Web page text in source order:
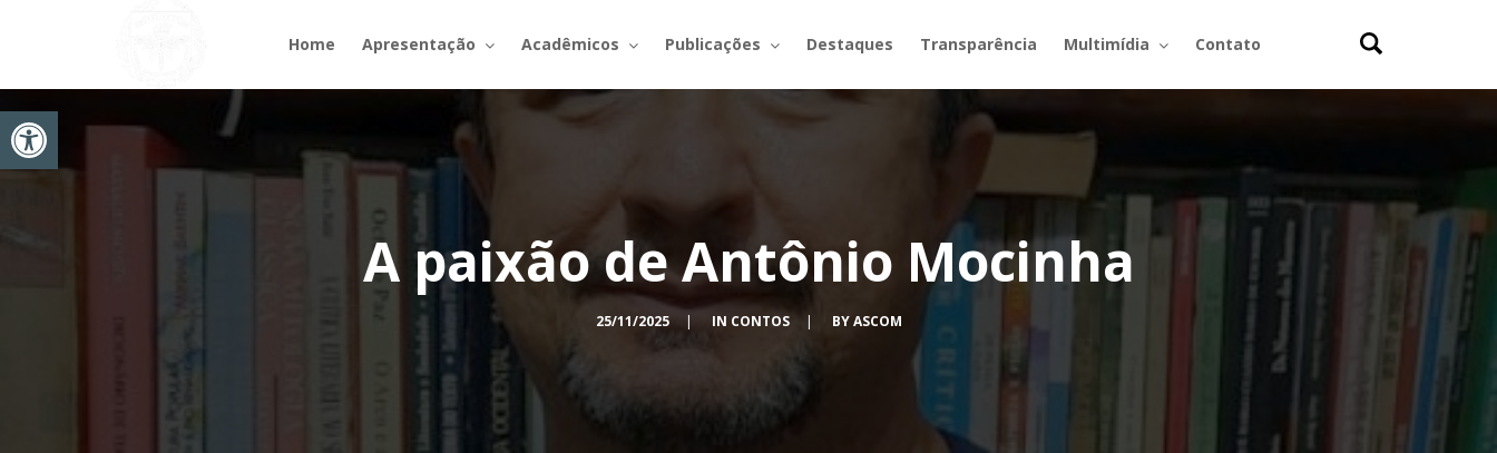
Abrir a barra de ferramentas
Home Apresentação Acadêmicos Publicações Destaques Transparência Multimídia Contato
A paixão de Antônio Mocinha
25/11/2025 | IN CONTOS | BYASCOM